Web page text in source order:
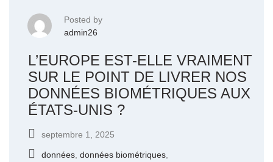
Posted by
admin26
L’EUROPE EST-ELLE VRAIMENT
SUR LE POINT DE LIVRER NOS
DONNÉES BIOMÉTRIQUES AUX
ÉTATS-UNIS ?
septembre 1, 2025
données données biométriques